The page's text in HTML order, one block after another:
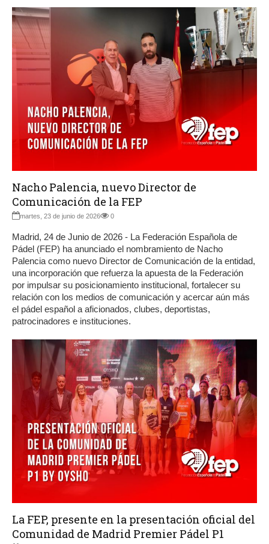
Nacho Palencia, nuevo Director de
Comunicación de la FEP
martes, 23 de junio de 2026 0
Madrid, 24 de Junio de 2026 - La Federación Española de
Pádel (FEP) ha anunciado el nombramiento de Nacho
Palencia como nuevo Director de Comunicación de la entidad,
una incorporación que refuerza la apuesta de la Federación
por impulsar su posicionamiento institucional, fortalecer su
relación con los medios de comunicación y acercar aún más
el pádel español a aficionados, clubes, deportistas,
patrocinadores e instituciones.
La FEP, presente en la presentación oficial del
Comunidad de Madrid Premier Pádel P1